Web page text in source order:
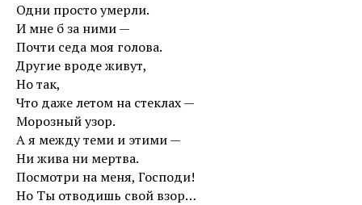
Одни просто умерли.
И мне б за ними —
Почти седа моя голова.
Другие вроде живут,
Но так,
Что даже летом на стеклах —
Морозный узор.
А я между теми и этими —
Ни жива ни мертва.
Посмотри на меня, Господи!
Но Ты отводишь свой взор…